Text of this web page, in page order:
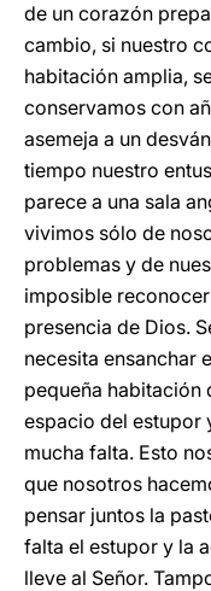
de un corazón
cambio, si nuestro
habitación amplia,
conservamos con
asemeja a un
tiempo nuestro
parece a una sala
vivimos sólo de
problemas y de
imposible
presencia de Dios.
necesita ensanchar
pequeña habitación
espacio del estupor
mucha falta. Esto
que nosotros
pensar juntos la
falta el estupor y la
lleve al Señor.